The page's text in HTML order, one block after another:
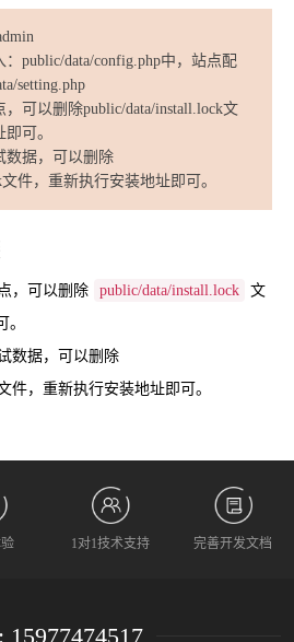
public/data/config.php中，站点配
setting.php
可以删除public/data/install.lock文
可。
数据，可以删除
件，重新执行安装地址即可。
，可以删除 public/data/install.lock
文
数据，可以删除
件，重新执行安装地址即可。
1对1技术支持 完善开发文档
15977474517